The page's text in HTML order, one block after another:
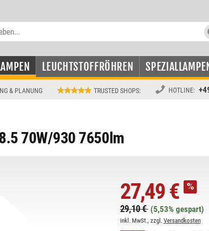
LEUCHTSTOFFRÖHREN
& PLANUNG TRUSTED SHOPS: HOTLINE:
70W/930 7650lm
27,49 €
29,10 € (5,53% gespart)
inkl. MwSt., zzgl. Versandkosten